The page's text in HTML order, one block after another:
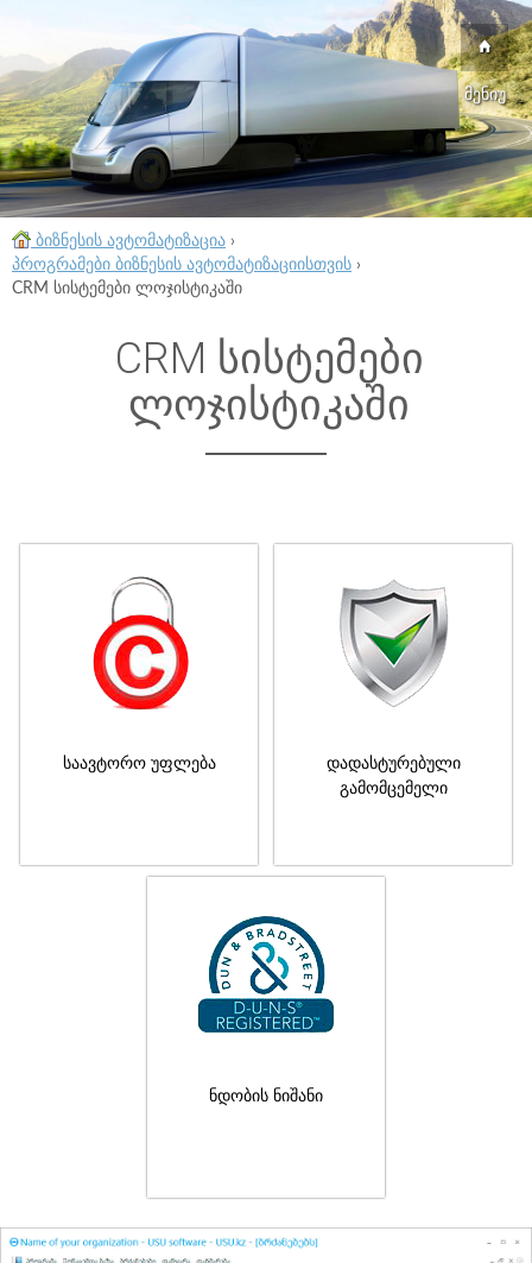
მენიუ
ბიზნესის ავტომატიზაცია ›
პროგრამები ბიზნესის ავტომატიზაციისთვის ›
CRM სისტემები ლოჯისტიკაში
CRM სისტემები
ლოჯისტიკაში
საავტორო უფლება
დადასტურებული
გამომცემელი
ნდობის ნიშანი